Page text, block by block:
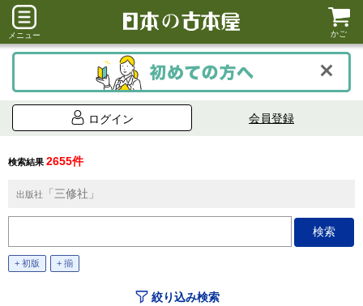
メニュー かご
ログイン 会員登録
検索結果 2655件
出版社 「三修社」
+ 初版 + 揃
絞り込み検索